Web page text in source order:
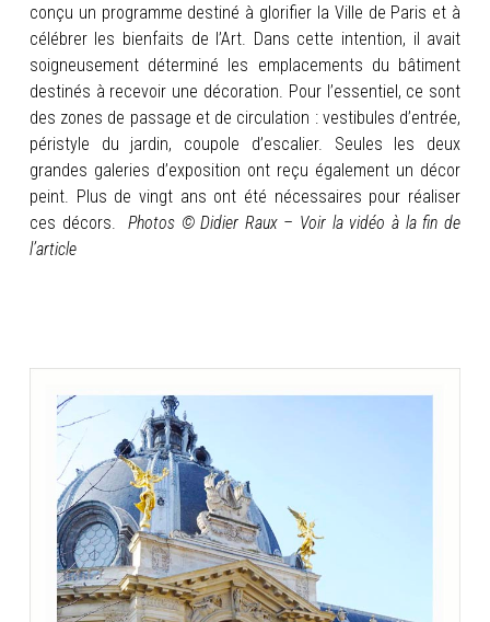
conçu un programme destiné à glorifier la Ville de Paris et à
célébrer les bienfaits de l’Art. Dans cette intention, il avait
soigneusement déterminé les emplacements du bâtiment
destinés à recevoir une décoration. Pour l’essentiel, ce sont
des zones de passage et de circulation : vestibules d’entrée,
péristyle du jardin, coupole d’escalier. Seules les deux
grandes galeries d’exposition ont reçu également un décor
peint. Plus de vingt ans ont été nécessaires pour réaliser
ces décors. Photos © Didier Raux – Voir la vidéo à la fin de
l’article